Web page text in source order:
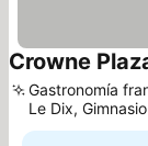
Crowne
Gastronomía
Le Dix,
horas